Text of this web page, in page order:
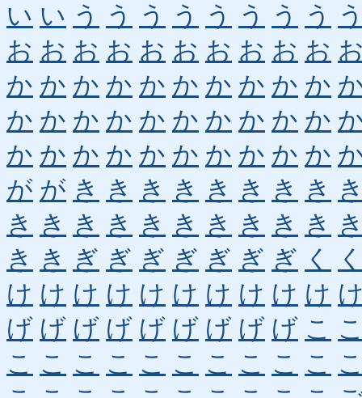
い い う う う う う う う う
お お お お お お お お お お
か か か か か か か か か か
か か か か か か か か か か
か か か か か か か か か か
が が き き き き き き き き
き き き き き き き き き き
き き ぎ ぎ ぎ ぎ ぎ ぎ ぎ く
け け け け け け け け け け
げ げ げ げ げ げ げ げ げ こ
こ こ こ こ こ こ こ こ こ こ